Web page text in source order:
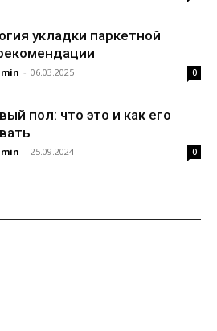
укладки паркетной
- 06.03.2025 0
пол: что это и как его
- 25.09.2024 0